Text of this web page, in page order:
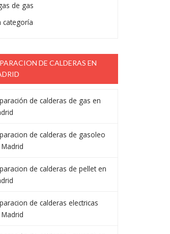
de gas
categoría
DE CALDERAS EN
de calderas de gas en
de calderas de gasoleo
de calderas de pellet en
de calderas electricas